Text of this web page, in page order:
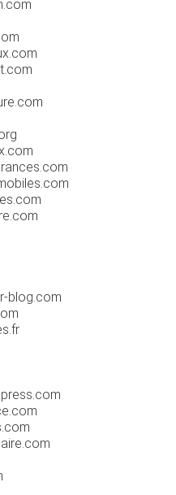
blog.com